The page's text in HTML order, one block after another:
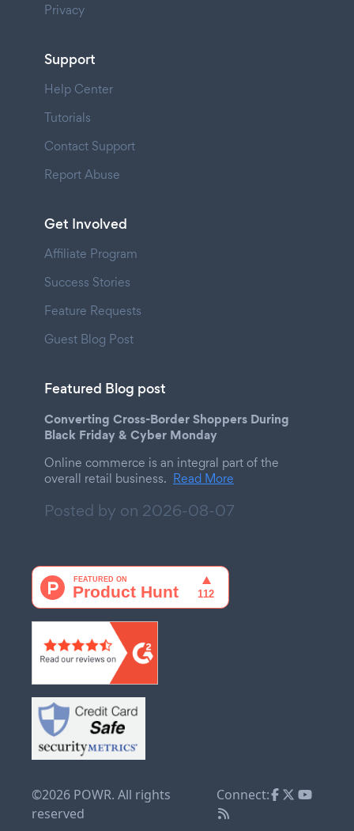
Privacy
Support
Help Center
Tutorials
Contact Support
Report Abuse
Get Involved
Affiliate Program
Success Stories
Feature Requests
Guest Blog Post
Featured Blog post
Converting Cross-Border Shoppers During
Black Friday & Cyber Monday
Online commerce is an integral part of the
overall retail business. Read More
Posted by on 2026-08-07
©2026 POWR. All rights
reserved
Connect: